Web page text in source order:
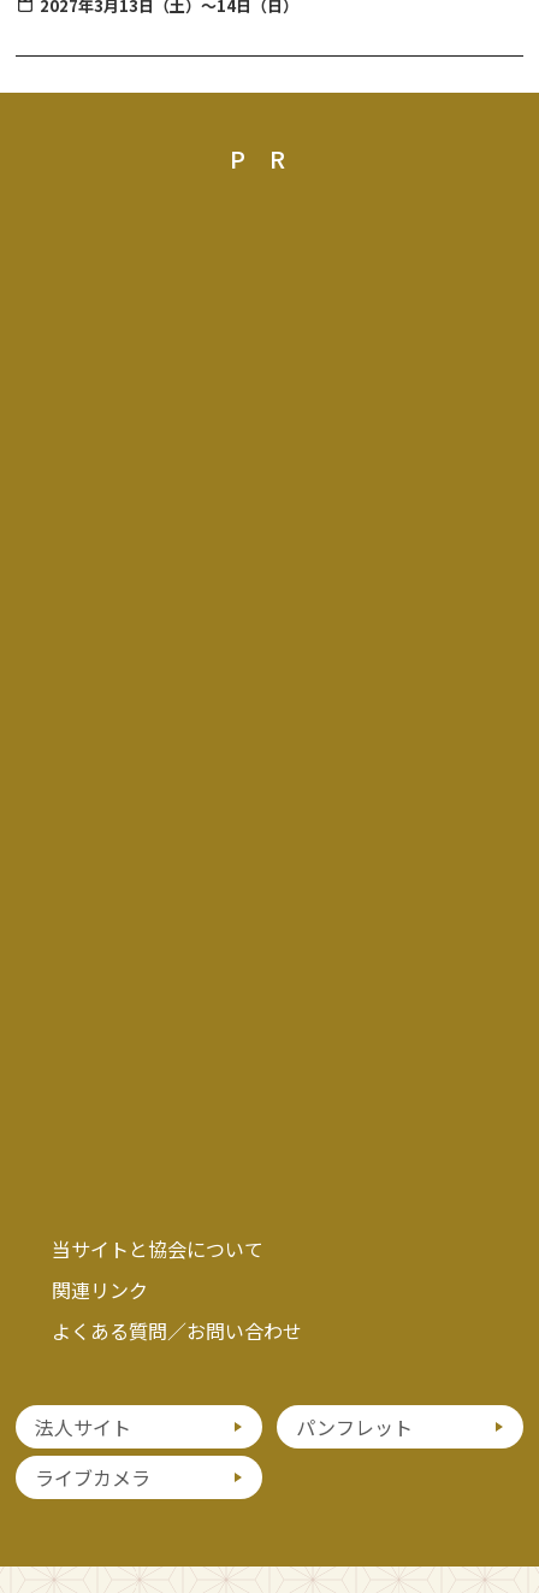
人、二宮尊徳翁を祀る「報徳二宮神社」が会場です。
歴史ある神社の境内が提灯などの温かな灯りで照らされ、レトロ感
2027年3月13日（土）～14日（日）
PR
当サイトと協会について
関連リンク
よくある質問／お問い合わせ
法人サイト
パンフレット
ライブカメラ